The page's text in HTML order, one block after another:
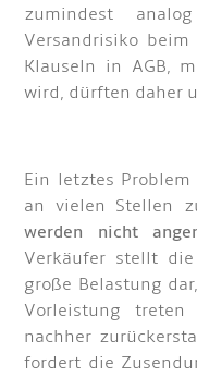
zumindest
Versandrisiko
Klauseln in AGB,
wird, dürften daher
Ein letztes
an vielen Stellen
werden nicht
Verkäufer stellt
große Belastung
Vorleistung
nachher
fordert die